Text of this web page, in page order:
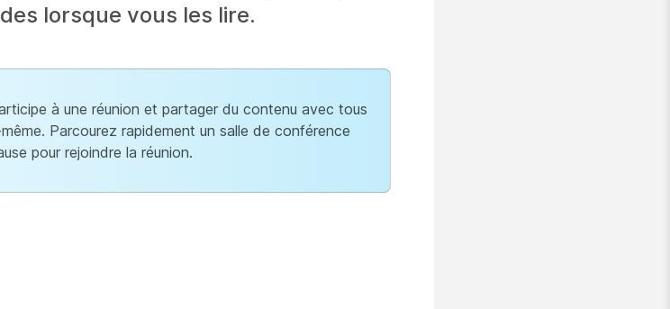
lorsque vous les lire.
à une réunion et partager du contenu avec tous
Parcourez rapidement un salle de conférence
pour rejoindre la réunion.